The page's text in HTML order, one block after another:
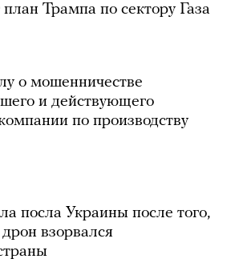
Трампа по сектору Газа
о мошенничестве
и действующего
по производству
посла Украины после того,
взорвался